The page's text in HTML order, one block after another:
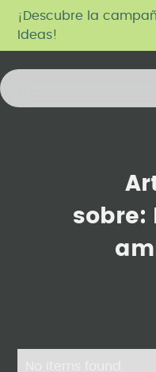
¡Descubre la
Ideas!
sobre: